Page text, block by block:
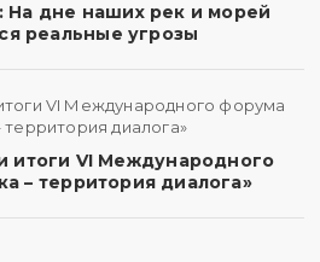
На дне наших рек и морей
реальные угрозы
итоги VI Международного
– территория диалога»